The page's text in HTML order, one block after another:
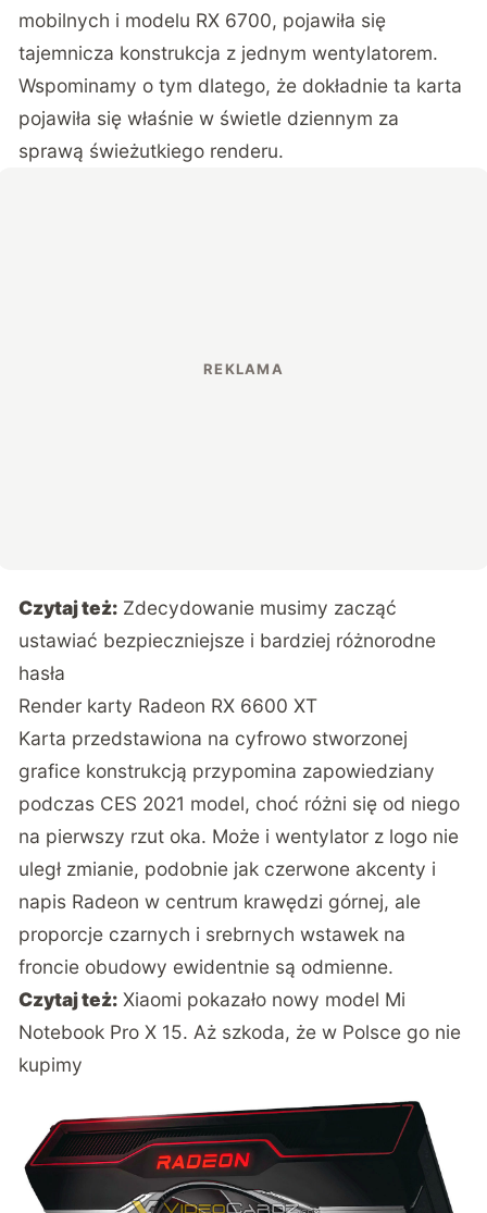
mobilnych i modelu RX 6700, pojawiła się
tajemnicza konstrukcja z jednym wentylatorem.
Wspominamy o tym dlatego, że dokładnie ta karta
pojawiła się właśnie w świetle dziennym za
sprawą świeżutkiego renderu.
Czytaj też: Zdecydowanie musimy zacząć
ustawiać bezpieczniejsze i bardziej różnorodne
hasła
Render karty Radeon RX 6600 XT
Karta przedstawiona na cyfrowo stworzonej
grafice konstrukcją przypomina zapowiedziany
podczas CES 2021 model, choć różni się od niego
na pierwszy rzut oka. Może i wentylator z logo nie
uległ zmianie, podobnie jak czerwone akcenty i
napis Radeon w centrum krawędzi górnej, ale
proporcje czarnych i srebrnych wstawek na
froncie obudowy ewidentnie są odmienne.
Czytaj też: Xiaomi pokazało nowy model Mi
Notebook Pro X 15. Aż szkoda, że w Polsce go nie
kupimy